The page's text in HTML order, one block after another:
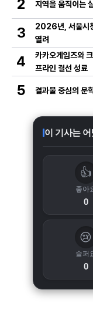
2 지역을 움직이는
3
2026년, 서울시
열려
4
카카오게임즈와
프라인 결선 성료
5 결과물 중심의 문
이 기사는
👍
좋아
0
😢
슬퍼
0